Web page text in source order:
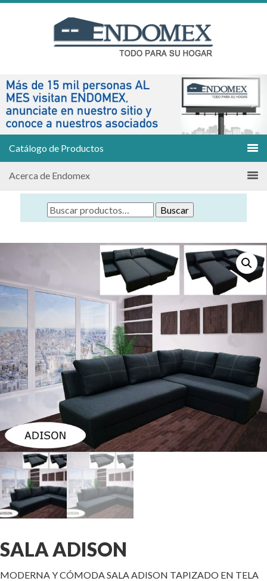
Catálogo de Productos
Acerca de Endomex
Buscar
SALA ADISON
MODERNA Y CÓMODA SALA ADISON TAPIZADO EN TELA